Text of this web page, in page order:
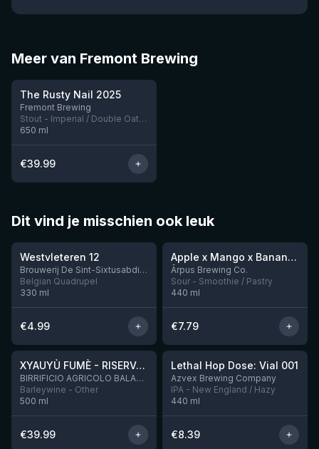
Meer van Fremont Brewing
Nog 2
★4.37
The Rusty Nail 2025
Fremont Brewing
Stout - Imperial / Double Oatmeal
650 ml
€39.99
Dit vind je misschien ook leuk
★4.46
Westvleteren 12
Brouwerij De Sint-Sixtusabdij van Westvleteren
Belgian Quadrupel
330 ml
€4.99
Nog 2
★4.28
Apple x Mango x Banana x Cinnamon Smoothie Sour Ale
Ārpus Brewing Co.
Sour - Smoothie / Pastry
440 ml
€7.79
★ 4.48
XYAUYÙ FUMÈ - RISERVA 2019
BIRRIFICIO AGRICOLO BALADIN - Baladin Indipendente Italian Farm Brewery
Barleywine - Other
500 ml
€39.99
Nog 4
★ 4.29
Lethal Hop Dose: Vial 001
Azvex Brewing Company
IPA - New England / Hazy
440 ml
€8.39